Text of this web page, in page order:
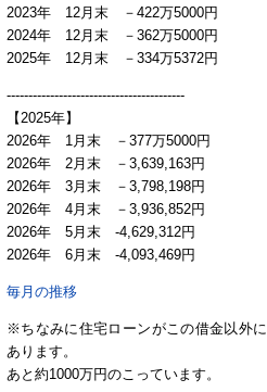
2023年 12月末 －422万5000円
2024年 12月末 －362万5000円
2025年 12月末 －334万5372円
-----------------------------------------
【2025年】
2026年 1月末 －377万5000円
2026年 2月末 －3,639,163円
2026年 3月末 －3,798,198円
2026年 4月末 －3,936,852円
2026年 5月末 -4,629,312円
2026年 6月末 -4,093,469円
毎月の推移
※ちなみに住宅ローンがこの借金以外に
あります。
あと約1000万円のこっています。